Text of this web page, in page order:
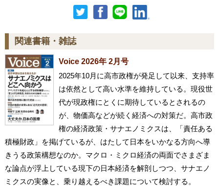
関連書籍・雑誌
Voice 2026年 2月号
2025年10月に高市政権が発足して以来、支持率
は依然として高い水準を維持している。現役世
代が現政権にとくに期待しているとされるの
が、物価高などが続く経済への対策だ。高市政
権の経済政策・サナエノミクスは、「責任ある
積極財政」を掲げているが、はたして日本をいかなる方向へ導
きうる政策構想なのか。マクロ・ミクロ経済の両面でさまざま
な論点が浮上している現下の日本経済を解剖しつつ、サナエノ
ミクスの実像と、乗り越えるべき課題について検討する。